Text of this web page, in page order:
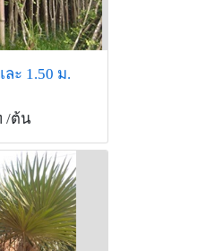
ะ 1.50 ม.
/ต้น